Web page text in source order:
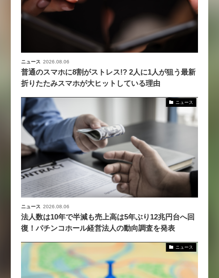
ニュース 2026.08.06
普通のスマホに8割がストレス!? 2人に1人が狙う最新
折りたたみスマホが大ヒットしている理由
ニュース
ニュース 2026.08.06
法人数は10年で半減も売上高は5年ぶり12兆円台へ回
復！パチンコホール経営法人の動向調査を発表
ニュース